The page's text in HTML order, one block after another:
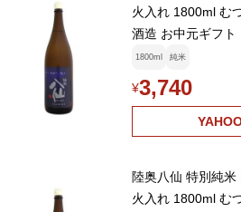
火入れ 1800ml む
酒造 お中元ギフト
1800ml 純米
¥3,740
陸奥八仙 特別純米
火入れ 1800ml む